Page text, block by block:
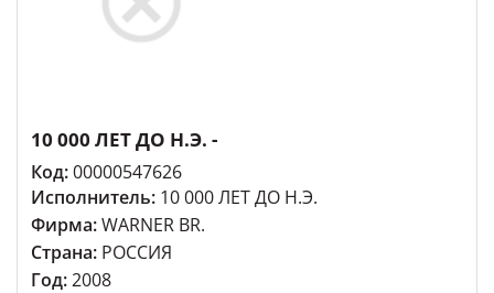
10 000 ЛЕТ ДО Н.Э. -
Код:00000547626
Исполнитель: 10 000 ЛЕТ ДО Н.Э.
Фирма:WARNER BR.
Страна: РОССИЯ
Год:2008